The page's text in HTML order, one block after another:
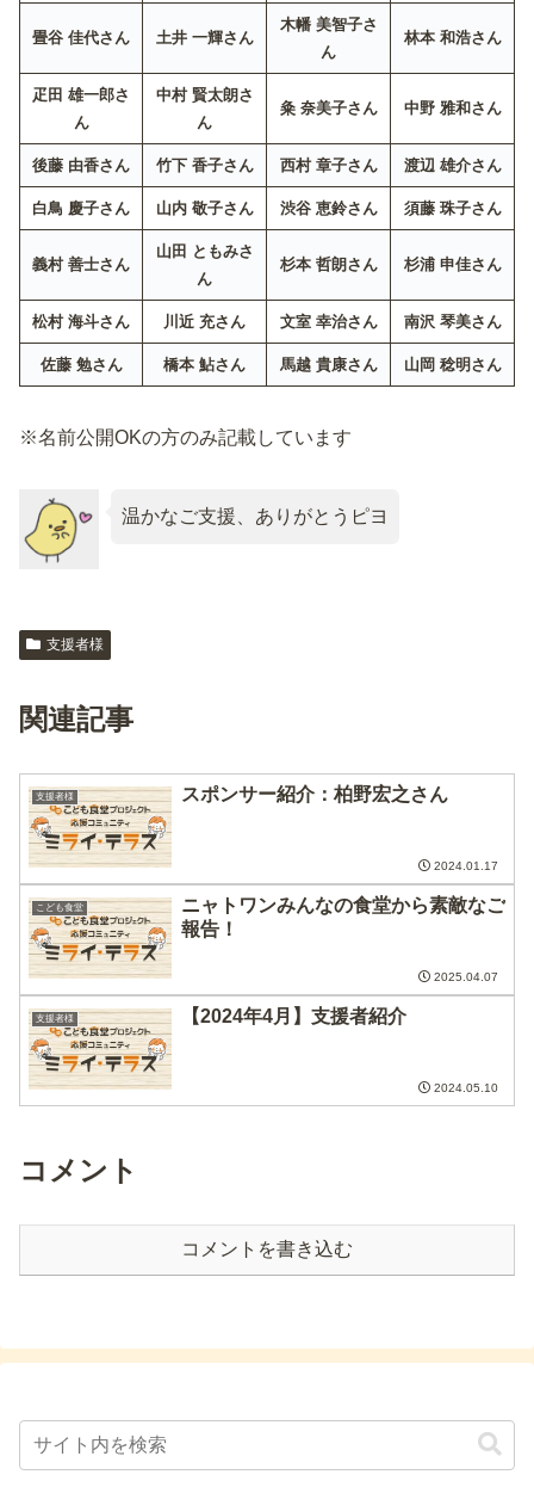
畳谷 佳代さん 土井 一輝さん
木幡 美智子さ
ん
林本 和浩さん
疋田 雄一郎さ
ん
中村 賢太朗さ
ん
粂 奈美子さん 中野 雅和さん
後藤 由香さん 竹下 香子さん 西村 章子さん 渡辺 雄介さん
白鳥 慶子さん 山内 敬子さん 渋谷 恵鈴さん 須藤 珠子さん
義村 善士さん
山田 ともみさ
ん
杉本 哲朗さん 杉浦 申佳さん
松村 海斗さん 川近 充さん 文室 幸治さん 南沢 琴美さん
佐藤 勉さん 橋本 鮎さん 馬越 貴康さん 山岡 稔明さん
※名前公開OKの方のみ記載しています
温かなご支援、ありがとうピヨ
支援者様
関連記事
支援者様 スポンサー紹介：柏野宏之さん
2024.01.17
こども食堂
ニャトワンみんなの食堂から素敵なご
報告！
2025.04.07
支援者様 【2024年4月】支援者紹介
2024.05.10
コメント
コメントを書き込む